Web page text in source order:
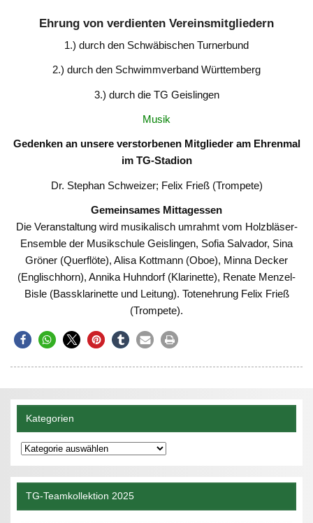
Ehrung von verdienten Vereinsmitgliedern
1.) durch den Schwäbischen Turnerbund
2.) durch den Schwimmverband Württemberg
3.) durch die TG Geislingen
Musik
Gedenken an unsere verstorbenen Mitglieder am Ehrenmal
im TG-Stadion
Dr. Stephan Schweizer; Felix Frieß (Trompete)
Gemeinsames Mittagessen
Die Veranstaltung wird musikalisch umrahmt vom Holzbläser-
Ensemble der Musikschule Geislingen, Sofia Salvador, Sina
Gröner (Querflöte), Alisa Kottmann (Oboe), Minna Decker
(Englischhorn), Annika Huhndorf (Klarinette), Renate Menzel-
Bisle (Bassklarinette und Leitung). Totenehrung Felix Frieß
(Trompete).
Kategorien
Kategorien
TG-Teamkollektion 2025